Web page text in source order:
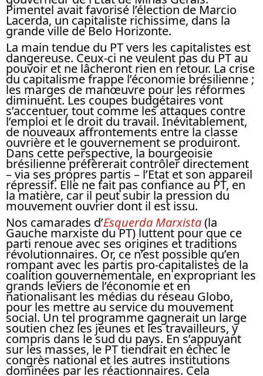
Pimentel avait favorisé l’élection de Marcio
Lacerda, un capitaliste richissime, dans la
grande ville de Belo Horizonte.
La main tendue du PT vers les capitalistes est
dangereuse. Ceux-ci ne veulent pas du PT au
pouvoir et ne lâcheront rien en retour. La crise
du capitalisme frappe l’économie brésilienne ;
les marges de manœuvre pour les réformes
diminuent. Les coupes budgétaires vont
s’accentuer, tout comme les attaques contre
l’emploi et le droit du travail. Inévitablement,
de nouveaux affrontements entre la classe
ouvrière et le gouvernement se produiront.
Dans cette perspective, la bourgeoisie
brésilienne préfèrerait contrôler directement
– via ses propres partis – l’Etat et son appareil
répressif. Elle ne fait pas confiance au PT, en
la matière, car il peut subir la pression du
mouvement ouvrier dont il est issu.
Nos camarades d’Esquerda Marxista(la
Gauche marxiste du PT) luttent pour que ce
parti renoue avec ses origines et traditions
révolutionnaires. Or, ce n’est possible qu’en
rompant avec les partis pro-capitalistes de la
coalition gouvernementale, en expropriant les
grands leviers de l’économie et en
nationalisant les médias du réseau Globo,
pour les mettre au service du mouvement
social. Un tel programme gagnerait un large
soutien chez les jeunes et les travailleurs, y
compris dans le sud du pays. En s’appuyant
sur les masses, le PT tiendrait en échec le
congrès national et les autres institutions
dominées par les réactionnaires. Cela